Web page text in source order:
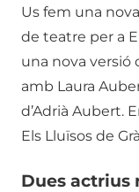
Us fem una
de teatre per a
una nova versió
amb Laura
d’Adrià Aubert.
Els Lluïsos de
Dues actrius